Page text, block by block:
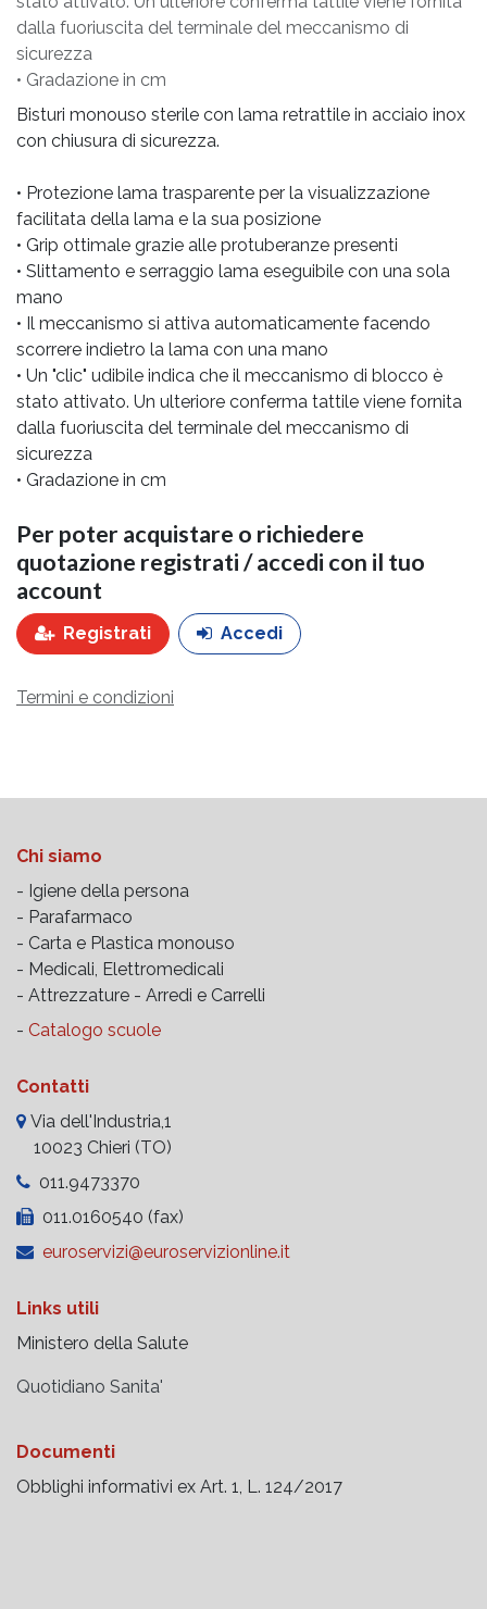
dalla fuoriuscita del terminale del meccanismo di
sicurezza
• Gradazione in cm
Bisturi monouso sterile con lama retrattile in acciaio inox
con chiusura di sicurezza.
• Protezione lama trasparente per la visualizzazione
facilitata della lama e la sua posizione
• Grip ottimale grazie alle protuberanze presenti
• Slittamento e serraggio lama eseguibile con una sola
mano
• Il meccanismo si attiva automaticamente facendo
scorrere indietro la lama con una mano
• Un "clic" udibile indica che il meccanismo di blocco è
stato attivato. Un ulteriore conferma tattile viene fornita
dalla fuoriuscita del terminale del meccanismo di
sicurezza
• Gradazione in cm
Per poter acquistare o richiedere
quotazione registrati / accedi con il tuo
account
Registrati Accedi
Termini e condizioni
Chi siamo
- Igiene della persona
- Parafarmaco
- Carta e Plastica monouso
- Medicali, Elettromedicali
- Attrezzature - Arredi e Carrelli
- Catalogo scuole
Contatti
Via dell'Industria,1
10023 Chieri (TO)
011.9473370
011.0160540 (fax)
euroservizi@euroservizionline.it
Links utili
Ministero della Salute
Quotidiano Sanita'
Documenti
Obblighi informativi ex Art. 1, L. 124/2017